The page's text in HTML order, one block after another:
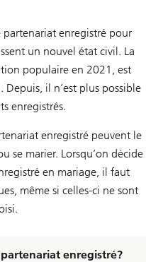
enregistré pour
un nouvel état civil. La
populaire en 2021, est
il n’est plus possible
enregistrés.
enregistré peuvent le
se marier. Lorsqu’on décide
en mariage, il faut
même si celles-ci ne sont
partenariat enregistré?